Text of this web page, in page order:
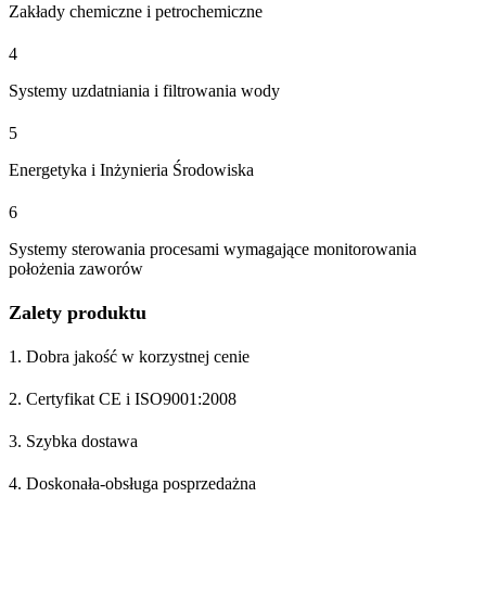
Zakłady chemiczne i petrochemiczne
4
Systemy uzdatniania i filtrowania wody
5
Energetyka i Inżynieria Środowiska
6
Systemy sterowania procesami wymagające monitorowania
położenia zaworów
Zalety produktu
1. Dobra jakość w korzystnej cenie
2. Certyfikat CE i ISO9001:2008
3. Szybka dostawa
4. Doskonała-obsługa posprzedażna